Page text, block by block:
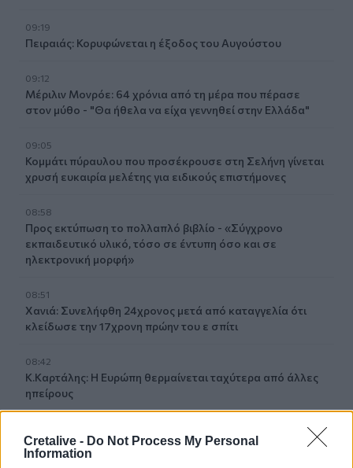
Cretalive - Do Not Process My Personal
Information
09:19
Πειραιάς: Κορυφώνεται η έξοδος του Αυγούστου
09:12
Μέριλιν Μονρόε: 64 χρόνια από τη μέρα που πέρασε
στον μύθο - "Θα ήθελα να είχα γεννηθεί στην Ελλάδα"
09:05
Κομμάτι πύραυλου που προσέκρουσε στη Σελήνη γίνεται
χρυσή ευκαιρία μελέτης για ειδικούς επιστήμονες
08:58
Προς εκτύπωση το πολλαπλό βιβλίο - «Σύγχρονο
εκπαιδευτικό υλικό, τόσο σε έντυπη όσο και σε
ηλεκτρονική μορφή»
08:51
Χανιά: Συνελήφθη 24χρονος μετά από καταγγελία ότι
κλείδωσε την 17χρονη πρώην του ε σπίτι
08:42
Κ.Καρτάλης: Η Ευρώπη θερμαίνεται ταχύτερα από άλλες
ηπείρους
Δεύτερη πηγή εισοδήματος για τους επαγγελματίες
ψαράδες ο αλιευτικός τουρισμός